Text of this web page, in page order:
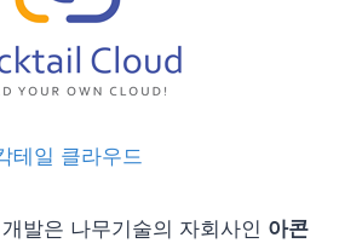
테일 클라우드
발은 나무기술의 자회사인 아콘